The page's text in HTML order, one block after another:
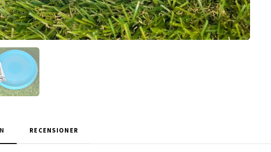
RECENSIONER